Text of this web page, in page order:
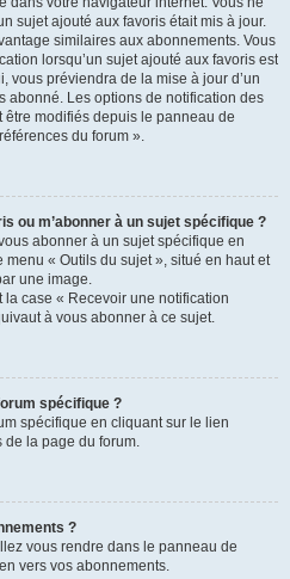
sujet ajouté aux favoris était mis à jour.
similaires aux abonnements. Vous
lorsqu’un sujet ajouté aux favoris est
vous préviendra de la mise à jour d’un
abonné. Les options de notification des
modifiés depuis le panneau de
du forum ».
ou m’abonner à un sujet spécifique ?
abonner à un sujet spécifique en
« Outils du sujet », situé en haut et
une image.
case « Recevoir une notification
à vous abonner à ce sujet.
spécifique ?
spécifique en cliquant sur le lien
de la page du forum.
?
vous rendre dans le panneau de
vers vos abonnements.